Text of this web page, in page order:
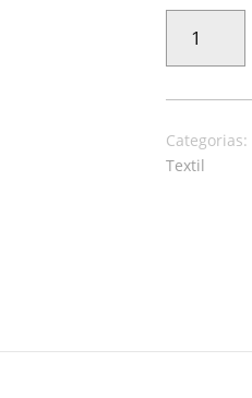
PINTADO
HARMONY
008
Categorias:
Textil